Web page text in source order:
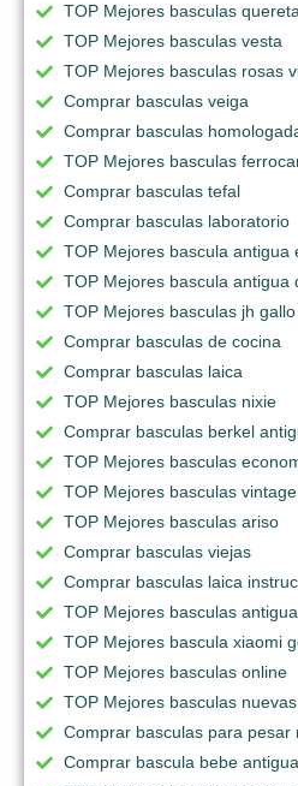
TOP Mejores basculas
TOP Mejores basculas vesta
TOP Mejores basculas rosas
Comprar basculas veiga
Comprar basculas
TOP Mejores basculas
Comprar basculas tefal
Comprar basculas laboratorio
TOP Mejores bascula antigua
TOP Mejores bascula antigua
TOP Mejores basculas jh gallo
Comprar basculas de cocina
Comprar basculas laica
TOP Mejores basculas nixie
Comprar basculas berkel
TOP Mejores basculas
TOP Mejores basculas vintage
TOP Mejores basculas ariso
Comprar basculas viejas
Comprar basculas laica
TOP Mejores basculas
TOP Mejores bascula xiaomi
TOP Mejores basculas online
TOP Mejores basculas nuevas
Comprar basculas para pesar
Comprar bascula bebe antigua